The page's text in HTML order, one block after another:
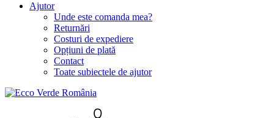
Ajutor
Unde este comanda mea?
Returnări
Costuri de expediere
Opțiuni de plată
Contact
Toate subiectele de ajutor